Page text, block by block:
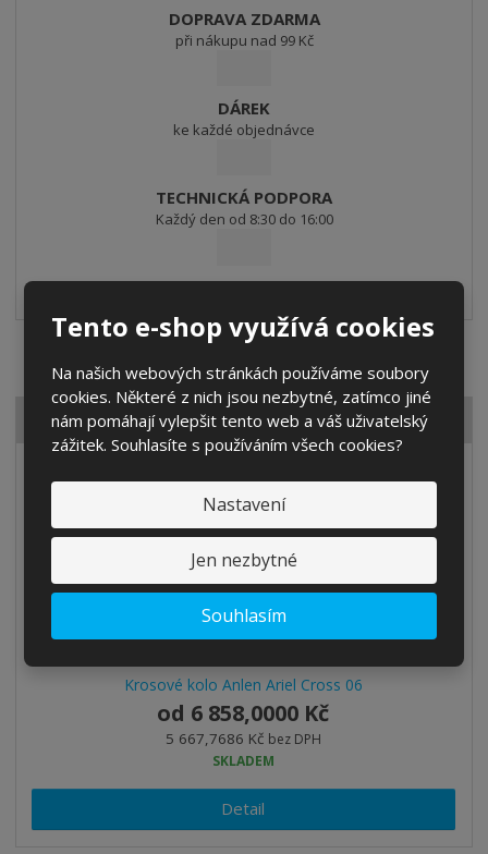
Tento e-shop využívá cookies
Na našich webových stránkách používáme soubory
cookies. Některé z nich jsou nezbytné, zatímco jiné
nám pomáhají vylepšit tento web a váš uživatelský
zážitek. Souhlasíte s používáním všech cookies?
Nastavení
Jen nezbytné
Souhlasím
DOPRAVA ZDARMA
při nákupu nad 99 Kč
DÁREK
ke každé objednávce
TECHNICKÁ PODPORA
Každý den od 8:30 do 16:00
NOVINKY
Toto jehorní text úvodní strany.
Akční nabídky
14
Krosové kolo Anlen Ariel Cross 06
od 6 858,0000 Kč
5 667,7686 Kč bez DPH
SKLADEM
Detail